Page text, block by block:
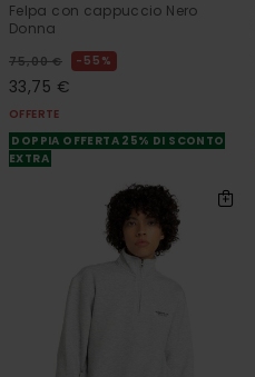
Felpa con cappuccio Nero
Donna
75,00 € 55%
33,75 €
OFFERTE
DOPPIA OFFERTA 25% DI SCONTO
EXTRA